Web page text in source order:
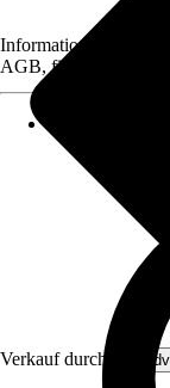
Verkauf durch:
Informationen des
AGB, finden Sie bei